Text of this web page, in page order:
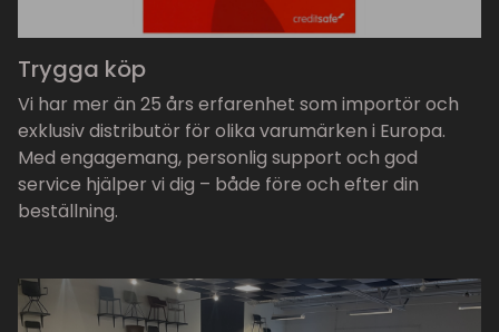
Trygga köp
Vi har mer än 25 års erfarenhet som importör och
exklusiv distributör för olika varumärken i Europa.
Med engagemang, personlig support och god
service hjälper vi dig – både före och efter din
beställning.